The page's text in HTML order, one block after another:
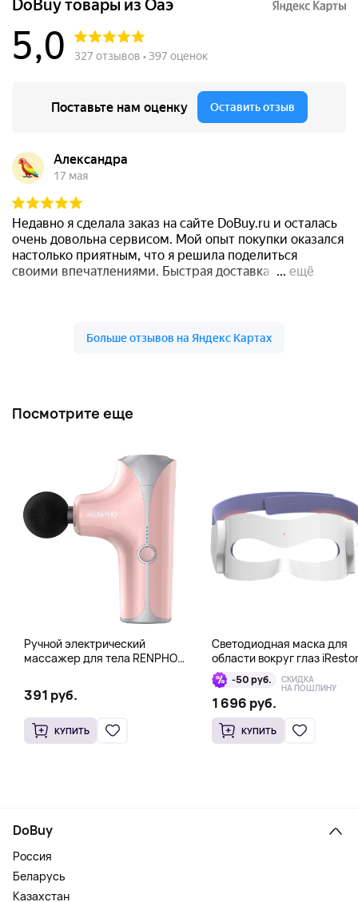
Посмотрите еще
Ручной электрический
массажер для тела RENPHO
391 руб.
КУПИТЬ
Светодиодная маска для
области вокруг глаз
Illumina LED Eye Mask
-50 руб. СКИДКА
НА ПОШЛИНУ
1 696 руб.
КУПИТЬ
DoBuy
Россия
Беларусь
Казахстан